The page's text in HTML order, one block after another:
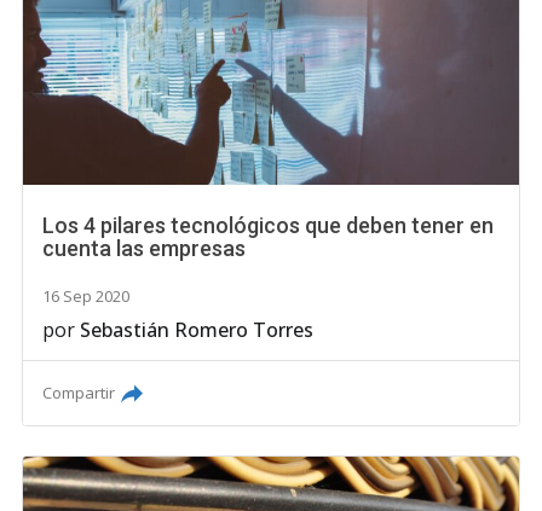
Los 4 pilares tecnológicos que deben tener en
cuenta las empresas
16 Sep 2020
por Sebastián Romero Torres
Compartir